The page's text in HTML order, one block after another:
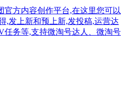
官方内容创作平台,在这里您可以
,发上新和预上新,发投稿,运营达
任务等,支持微淘号达人、微淘号